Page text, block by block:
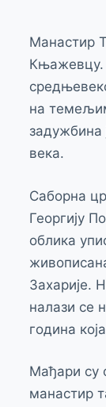
Манастир
Књажевцу.
на
задужбина
века.
Саборна
Георгију
облика
Захарије.
налази се
година
Мађари су
манастир